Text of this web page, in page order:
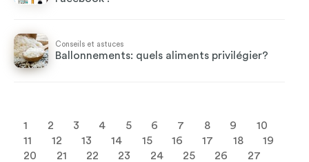
Conseils et astuces
Ballonnements: quels aliments privilégier?
1 2 3 4 5 6 7 8 9
10
11
12 13 14 15 16 17 18
19
20
21 22 23 24 25 26
27